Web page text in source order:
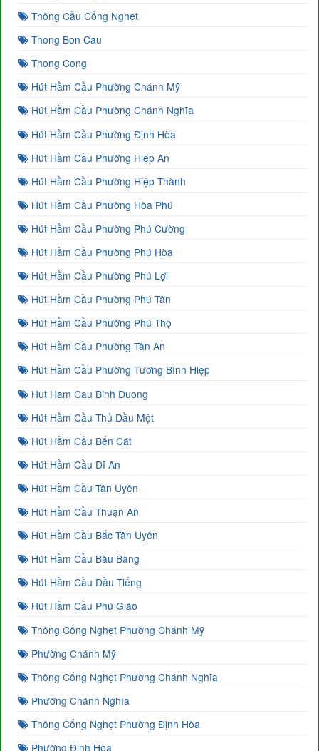
Thông Cầu Cống Nghẹt
Thong Bon Cau
Thong Cong
Hút Hầm Cầu Phường Chánh Mỹ
Hút Hầm Cầu Phường Chánh Nghĩa
Hút Hầm Cầu Phường Định Hòa
Hút Hầm Cầu Phường Hiệp An
Hút Hầm Cầu Phường Hiệp Thành
Hút Hầm Cầu Phường Hòa Phú
Hút Hầm Cầu Phường Phú Cường
Hút Hầm Cầu Phường Phú Hòa
Hút Hầm Cầu Phường Phú Lợi
Hút Hầm Cầu Phường Phú Tân
Hút Hầm Cầu Phường Phú Thọ
Hút Hầm Cầu Phường Tân An
Hút Hầm Cầu Phường Tương Bình Hiệp
Hut Ham Cau Binh Duong
Hút Hầm Cầu Thủ Dầu Một
Hút Hầm Cầu Bến Cát
Hút Hầm Cầu Dĩ An
Hút Hầm Cầu Tân Uyên
Hút Hầm Cầu Thuận An
Hút Hầm Cầu Bắc Tân Uyên
Hút Hầm Cầu Bàu Bàng
Hút Hầm Cầu Dầu Tiếng
Hút Hầm Cầu Phú Giáo
Thông Cống Nghẹt Phường Chánh Mỹ
Phường Chánh Mỹ
Thông Cống Nghẹt Phường Chánh Nghĩa
Phường Chánh Nghĩa
Thông Cống Nghẹt Phường Định Hòa
Phường Định Hòa